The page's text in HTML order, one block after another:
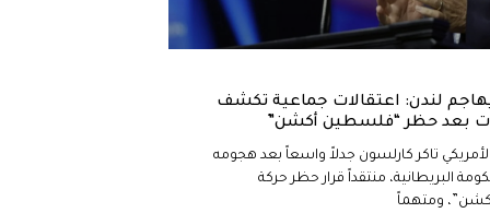
لندن: اعتقالات جماعية تكشف
بعد حظر “فلسطين أكشن”
تاكر كارلسون جدلاً واسعاً بعد هجومه
البريطانية، منتقداً قرار حظر حركة
ومتهماً